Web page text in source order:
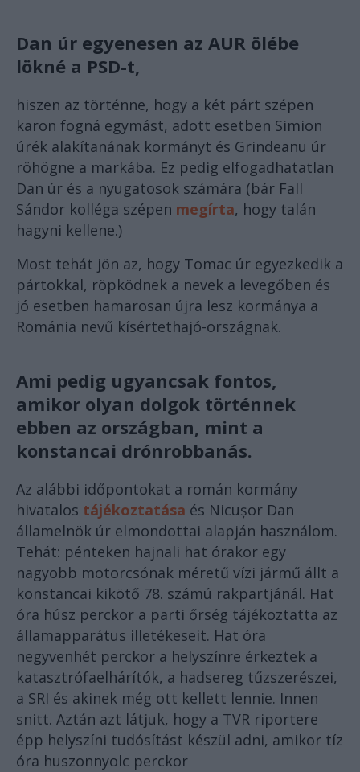
Dan úr egyenesen az AUR ölébe
lökné a PSD-t,
hiszen az történne, hogy a két párt szépen
karon fogná egymást, adott esetben Simion
úrék alakítanának kormányt és Grindeanu úr
röhögne a markába. Ez pedig elfogadhatatlan
Dan úr és a nyugatosok számára (bár Fall
Sándor kolléga szépen megírta, hogy talán
hagyni kellene.)
Most tehát jön az, hogy Tomac úr egyezkedik a
pártokkal, röpködnek a nevek a levegőben és
jó esetben hamarosan újra lesz kormánya a
Románia nevű kísértethajó-országnak.
Ami pedig ugyancsak fontos,
amikor olyan dolgok történnek
ebben az országban, mint a
konstancai drónrobbanás.
Az alábbi időpontokat a román kormány
hivatalos tájékoztatása és Nicușor Dan
államelnök úr elmondottai alapján használom.
Tehát: pénteken hajnali hat órakor egy
nagyobb motorcsónak méretű vízi jármű állt a
konstancai kikötő 78. számú rakpartjánál. Hat
óra húsz perckor a parti őrség tájékoztatta az
államapparátus illetékeseit. Hat óra
negyvenhét perckor a helyszínre érkeztek a
katasztrófaelhárítók, a hadsereg tűzszerészei,
a SRI és akinek még ott kellett lennie. Innen
snitt. Aztán azt látjuk, hogy a TVR riportere
épp helyszíni tudósítást készül adni, amikor tíz
óra huszonnyolc perckor